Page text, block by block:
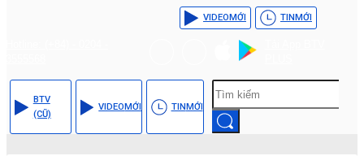
VIDEOMỚI TINMỚI
BTV
(CŨ)
VIDEOMỚI TINMỚI